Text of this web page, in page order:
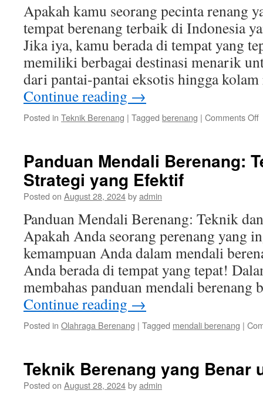
Apakah kamu seorang pecinta renang
tempat berenang terbaik di Indonesia
Jika iya, kamu berada di tempat yang
memiliki berbagai destinasi menarik
dari pantai-pantai eksotis hingga
Continue reading →
Posted in Teknik Berenang | Tagged berenang | Comments Off
Panduan Mendali Berenang:
Strategi yang Efektif
Posted on August 28, 2024byadmin
Panduan Mendali Berenang: Teknik
Apakah Anda seorang perenang yang
kemampuan Anda dalam mendali
Anda berada di tempat yang tepat!
membahas panduan mendali
Continue reading →
Posted in Olahraga Berenang | Tagged mendali berenang |
Teknik Berenang yang Benar
Posted on August 28, 2024byadmin